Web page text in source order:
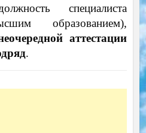
специалиста
образованием),
аттестации
.